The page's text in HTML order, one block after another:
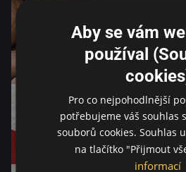
Aby se vám
používal
Pro co nejpohodlnější
potřebujeme váš souhlas
souborů cookies. Souhlas
na tlačítko "Přijmout
informací